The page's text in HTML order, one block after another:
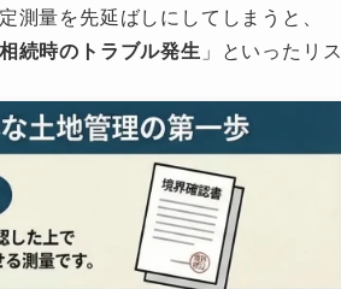
量を先延ばしにしてしまうと、
相続時のトラブル発生 」といったリス